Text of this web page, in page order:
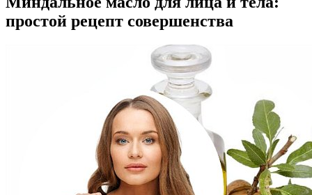
простой рецепт совершенства